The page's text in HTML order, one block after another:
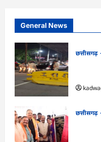
General News
छत्तीसगढ़
छत्तीसगढ़